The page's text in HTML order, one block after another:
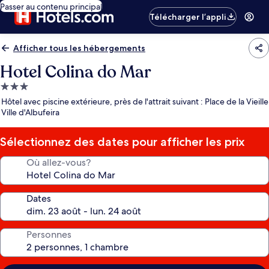
Passer au contenu principal
Télécharger l’appli
Afficher tous les hébergements
Hotel Colina do Mar
Hébergement
3.0 étoiles
Hôtel avec piscine extérieure, près de l'attrait suivant : Place de la Vieille
Ville d'Albufeira
Sélectionnez des dates pour afficher les prix
Où allez-vous?
Dates
Personnes